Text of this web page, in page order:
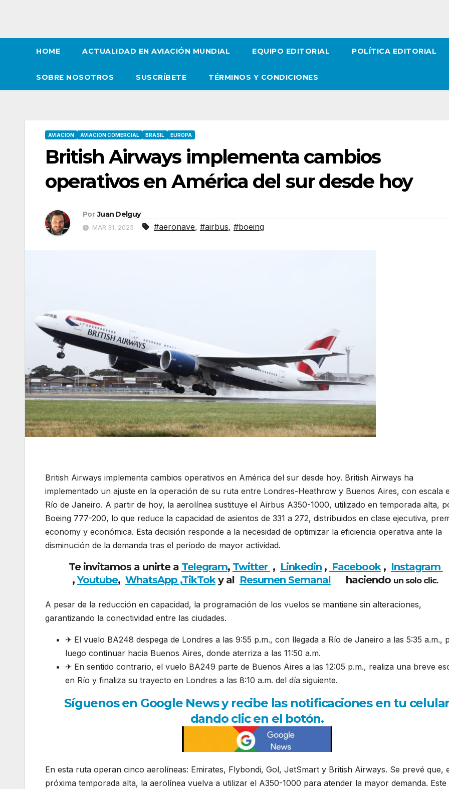
HOME ACTUALIDAD EN AVIACIÓN MUNDIAL EQUIPO EDITORIAL POLÍTICA EDITORIAL
SOBRE NOSOTROS SUSCRÍBETE TÉRMINOS Y CONDICIONES
AVIACION AVIACION COMERCIAL BRASIL EUROPA
British Airways implementa cambios
operativos en América del sur desde hoy
Por Juan Delguy
MAR 31, 2025 #aeronave, #airbus, #boeing
British Airways implementa cambios operativos en América del sur desde hoy. British Airways ha
implementado un ajuste en la operación de su ruta entre Londres-Heathrow y Buenos Aires, con escala
Río de Janeiro. A partir de hoy, la aerolínea sustituye el Airbus A350-1000, utilizado en temporada alta,
Boeing 777-200, lo que reduce la capacidad de asientos de 331 a 272, distribuidos en clase ejecutiva,
economy y económica. Esta decisión responde a la necesidad de optimizar la eficiencia operativa ante la
disminución de la demanda tras el periodo de mayor actividad.
Te invitamos a unirte a Telegram, Twitter , Linkedin, Facebook, Instagram
,Youtube, WhatsApp ,TikToky al Resumen Semanalhaciendo un solo clic.
A pesar de la reducción en capacidad, la programación de los vuelos se mantiene sin alteraciones,
garantizando la conectividad entre las ciudades.
✈ El vuelo BA248 despega de Londres a las 9:55 p.m., con llegada a Río de Janeiro a las 5:35 a.m.,
luego continuar hacia Buenos Aires, donde aterriza a las 11:50 a.m.
✈ En sentido contrario, el vuelo BA249 parte de Buenos Aires a las 12:05 p.m., realiza una breve
en Río y finaliza su trayecto en Londres a las 8:10 a.m. del día siguiente.
Síguenos en Google News y recibe las notificaciones en tu
dando clic en el botón.
En esta ruta operan cinco aerolíneas: Emirates, Flybondi, Gol, JetSmart y British Airways. Se prevé que,
próxima temporada alta, la aerolínea vuelva a utilizar el A350-1000 para atender la mayor demanda. Este